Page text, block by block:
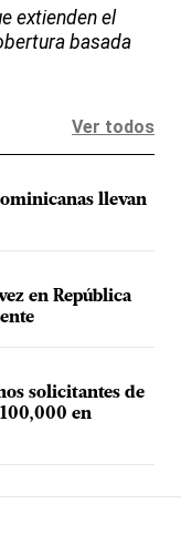
extienden el
basada
Ver todos
llevan
en República
solicitantes de
en